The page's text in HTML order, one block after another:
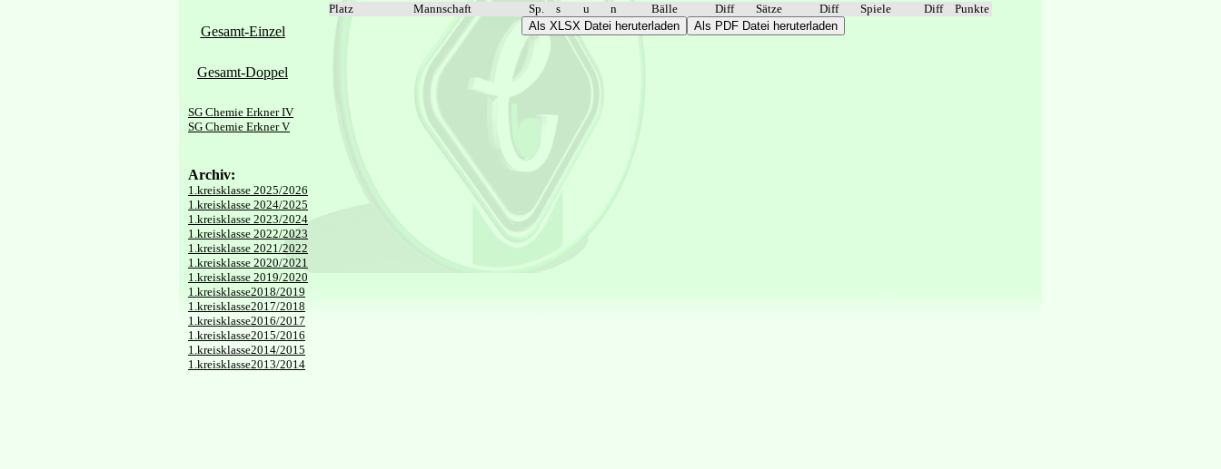
Gesamt-Einzel
Gesamt-Doppel
SG Chemie Erkner IV
SG Chemie Erkner V
Archiv:
1.kreisklasse 2025/2026
1.kreisklasse 2024/2025
1.kreisklasse 2023/2024
1.kreisklasse 2022/2023
1.kreisklasse 2021/2022
1.kreisklasse 2020/2021
1.kreisklasse 2019/2020
1.kreisklasse2018/2019
1.kreisklasse2017/2018
1.kreisklasse2016/2017
1.kreisklasse2015/2016
1.kreisklasse2014/2015
1.kreisklasse2013/2014
Platz Mannschaft Sp. s u n Bälle Diff Sätze Diff Spiele Diff
Punkte
Als XLSX Datei heruterladen
Als PDF Datei heruterladen